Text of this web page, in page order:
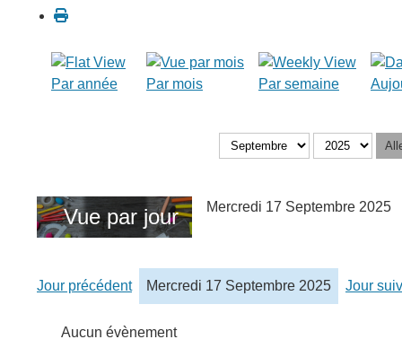
Par année Par mois Par semaine
Vue par jour Mercredi 17 Septembre 2025
Jour précédent Mercredi 17 Septembre 2025 Jour
Aucun évènement